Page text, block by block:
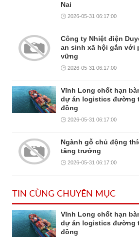
Nai
2026-05-31 06:17:00
Công ty Nhiệt điện
an sinh xã hội gắn với
vững
2026-05-31 06:17:00
Vĩnh Long chốt hạn
dự án logistics đường
đồng
2026-05-31 06:17:00
Ngành gỗ chủ động
tăng trưởng
2026-05-31 06:17:00
TIN CÙNG CHUYÊN MỤC
Vĩnh Long chốt hạn
dự án logistics đường
đồng